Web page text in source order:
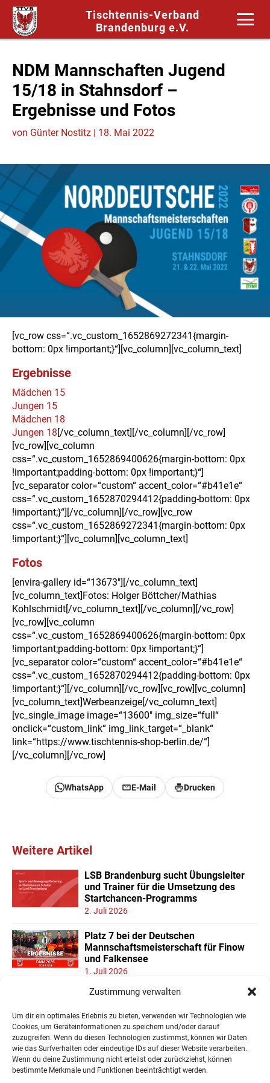
Zustimmung verwalten
Um dir ein optimales Erlebnis zu bieten, verwenden wir Technologien wie
Cookies, um Geräteinformationen zu speichern und/oder darauf
zuzugreifen. Wenn du diesen Technologien zustimmst, können wir Daten
wie das Surfverhalten oder eindeutige IDs auf dieser Website verarbeiten.
Wenn du deine Zustimmung nicht erteilst oder zurückziehst, können
bestimmte Merkmale und Funktionen beeinträchtigt werden.
Tischtennis-Verband
Brandenburg e.V.
NDM Mannschaften Jugend
15/18 in Stahnsdorf –
Ergebnisse und Fotos
von Günter Nostitz | 18. Mai 2022
[vc_row css=“.vc_custom_1652869272341{margin-
bottom: 0px !important;}“][vc_column][vc_column_text]
Ergebnisse
Mädchen 15
Jungen 15
Mädchen 18
Jungen 18[/vc_column_text][/vc_column][/vc_row]
[vc_row][vc_column
css=“.vc_custom_1652869400626{margin-bottom: 0px
!important;padding-bottom: 0px !important;}“]
[vc_separator color=“custom“ accent_color=“#b41e1e“
css=“.vc_custom_1652870294412{padding-bottom: 0px
!important;}“][/vc_column][/vc_row][vc_row
css=“.vc_custom_1652869272341{margin-bottom: 0px
!important;}“][vc_column][vc_column_text]
Fotos
[envira-gallery id=“13673″][/vc_column_text]
[vc_column_text]Fotos: Holger Böttcher/Mathias
Kohlschmidt[/vc_column_text][/vc_column][/vc_row]
[vc_row][vc_column
css=“.vc_custom_1652869400626{margin-bottom: 0px
!important;padding-bottom: 0px !important;}“]
[vc_separator color=“custom“ accent_color=“#b41e1e“
css=“.vc_custom_1652870294412{padding-bottom: 0px
!important;}“][/vc_column][/vc_row][vc_row][vc_column]
[vc_column_text]Werbeanzeige[/vc_column_text]
[vc_single_image image=“13600″ img_size=“full“
onclick=“custom_link“ img_link_target=“_blank“
link=“https://www.tischtennis-shop-berlin.de/“]
[/vc_column][/vc_row]
WhatsApp E-Mail Drucken
Weitere Artikel
LSB Brandenburg sucht Übungsleiter
und Trainer für die Umsetzung des
Startchancen-Programms
2. Juli 2026
Platz 7 bei der Deutschen
Mannschaftsmeisterschaft für Finow
und Falkensee
1. Juli 2026
Neuer Teilnehmerrekord und Finower
Landesmannschaftspokal U11/13
22. Juni 2026
« Ältere Einträge